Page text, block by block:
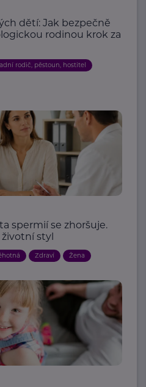
dětí: Jak bezpečně
rodinou krok za
rodič, pěstoun, hostitel
spermií se zhoršuje.
styl
Zdraví Žena